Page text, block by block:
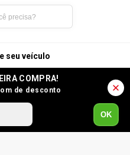
seu veículo
COMPRA!
de desconto
OK